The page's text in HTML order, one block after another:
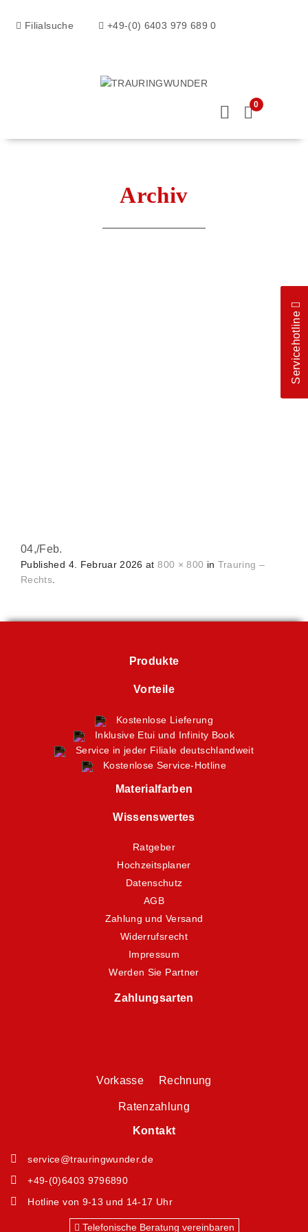
Filialsuche +49-(0) 6403 979 689 0
0
Archiv
04,/Feb.
Published 4. Februar 2026 at800 × 800 in Trauring –
Rechts.
Produkte
Vorteile
Kostenlose Lieferung
Inklusive Etui und Infinity Book
Service in jeder Filiale deutschlandweit
Kostenlose Service-Hotline
Materialfarben
Wissenswertes
Ratgeber
Hochzeitsplaner
Datenschutz
AGB
Zahlung und Versand
Widerrufsrecht
Impressum
Werden Sie Partner
Zahlungsarten
Vorkasse Rechnung
Ratenzahlung
Kontakt
service@trauringwunder.de
+49-(0)6403 9796890
Hotline von 9-13 und 14-17 Uhr
Telefonische Beratung vereinbaren
Servicehotline